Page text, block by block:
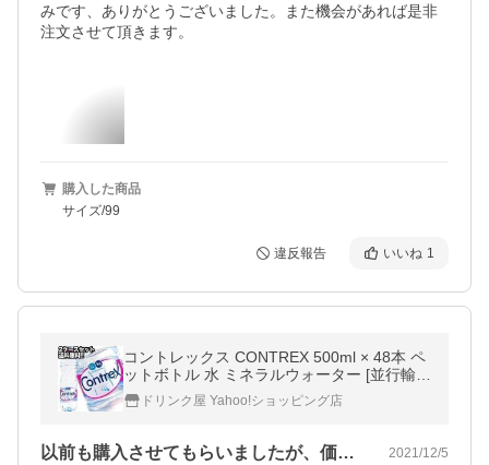
みです、ありがとうございました。また機会があれば是非
注文させて頂きます。
購入した商品
サイズ/99
違反報告 いいね 1
コントレックス CONTREX 500ml × 48本 ペ
ットボトル 水 ミネラルウォーター [並行輸入
品]【3〜4営業日以内に出荷】 送料無料
ドリンク屋 Yahoo!ショッピング店
以前も購入させてもらいましたが、価格も… 2021/12/5